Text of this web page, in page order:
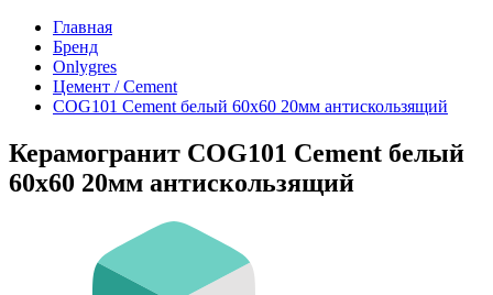
Главная
Бренд
Onlygres
Цемент / Cement
COG101 Cement белый 60x60 20мм антискользящий
Керамогранит COG101 Cement белый
60x60 20мм антискользящий